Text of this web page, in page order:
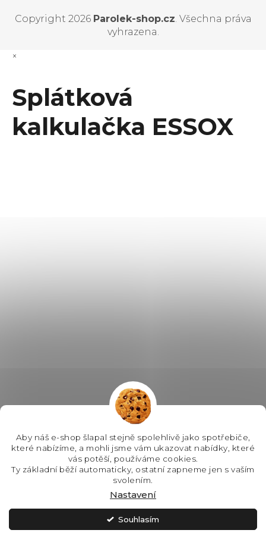
Aby náš e-shop šlapal stejně spolehlivě jako spotřebiče,
které nabízíme, a mohli jsme vám ukazovat nabídky, které
vás potěší, používáme cookies.
Ty základní běží automaticky, ostatní zapneme jen s vaším
svolením.
Nastavení
Souhlasím
Copyright 2026 Parolek-shop.cz. Všechna práva
vyhrazena.
×
Splátková
kalkulačka ESSOX